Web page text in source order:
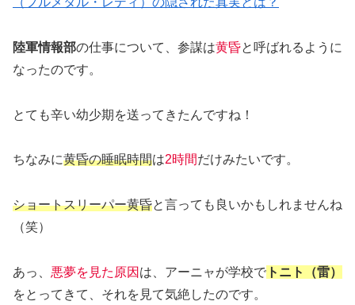
陸軍情報部の仕事について、参謀は黄昏と呼ばれるように
なったのです。
とても辛い幼少期を送ってきたんですね！
ちなみに黄昏の睡眠時間は2時間だけみたいです。
ショートスリーパー黄昏と言っても良いかもしれませんね
（笑）
あっ、 悪夢を見た原因 は、アーニャが学校で トニト（雷）
をとってきて、それを見て気絶したのです。